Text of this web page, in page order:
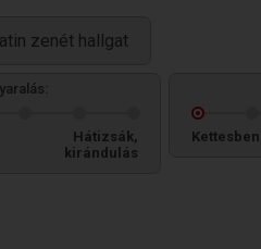
zenét hallgat
Hátizsák,
kirándulás
Kettesben